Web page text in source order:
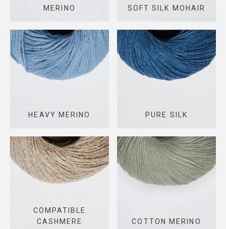
MERINO SOFT SILK MOHAIR
HEAVY MERINO PURE SILK
COMPATIBLE
CASHMERE
COTTON MERINO